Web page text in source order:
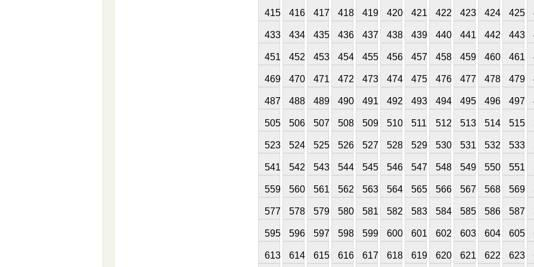
415 416 417 418 419 420 421 422 423 424 425
433 434 435 436 437 438 439 440 441 442 443
451 452 453 454 455 456 457 458 459 460 461
469 470 471 472 473 474 475 476 477 478 479
487 488 489 490 491 492 493 494 495 496 497
505 506 507 508 509 510 511 512 513 514 515
523 524 525 526 527 528 529 530 531 532 533
541 542 543 544 545 546 547 548 549 550 551
559 560 561 562 563 564 565 566 567 568 569
577 578 579 580 581 582 583 584 585 586 587
595 596 597 598 599 600 601 602 603 604 605
613 614 615 616 617 618 619 620 621 622 623